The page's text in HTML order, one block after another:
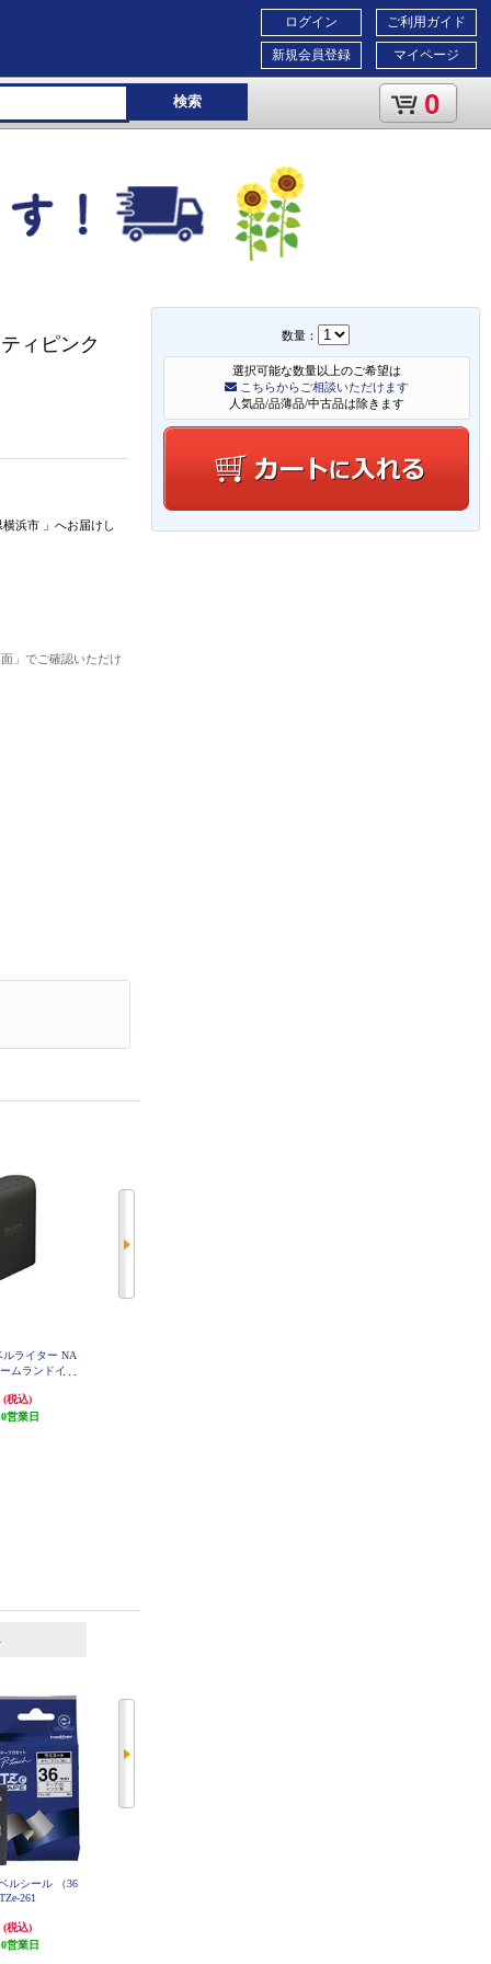
ご利用ガイド
マイページ
ログイン
新規会員登録
検索 0
数量：
選択可能な数量以上のご希望は
こちらからご相談いただけます
人気品/品薄品/中古品は除きます
ィピンク
横浜市 」 へお届けし
」でご確認いただけ
ルライター NA
ムランドイー
(税込)
営業日
ルシール （36
261
(税込)
営業日